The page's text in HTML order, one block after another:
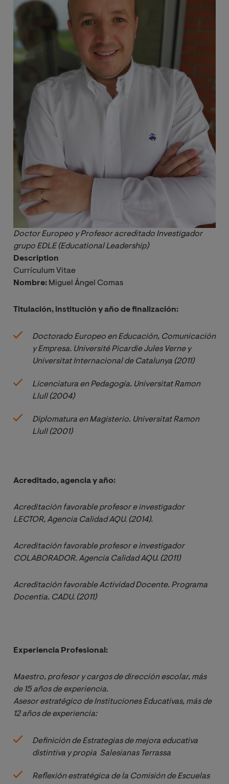
Doctor Europeo y Profesor acreditado Investigador
grupo EDLE (Educational Leadership)
Description
Currículum Vitae
Nombre: Miguel Ángel Comas
Titulación, institución y año de finalización:
Doctorado Europeo en Educación, Comunicación
y Empresa. Université Picardie Jules Verne y
Universitat Internacional de Catalunya (2011)
Licenciatura en Pedagogía. Universitat Ramon
Llull (2004)
Diplomatura en Magisterio. Universitat Ramon
Llull (2001)
Acreditado, agencia y año:
Acreditación favorable profesor e investigador
LECTOR, Agencia Calidad AQU. (2014).
Acreditación favorable profesor e investigador
COLABORADOR. Agencia Calidad AQU. (2011)
Acreditación favorable Actividad Docente. Programa
Docentia. CADU. (2011)
Experiencia Profesional:
Maestro, profesor y cargos de dirección escolar, más
de 15 años de experiencia.
Asesor estratégico de Instituciones Educativas, más de
12 años de experiencia:
Definición de Estrategias de mejora educativa
distintiva y propia  Salesianas Terrassa
Reflexión estratégica de la Comisión de Escuelas